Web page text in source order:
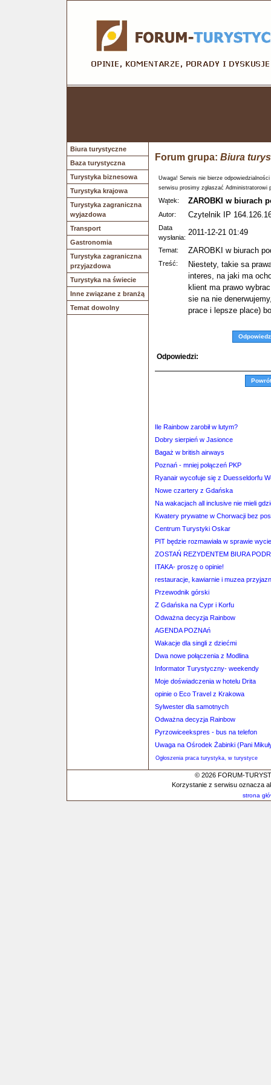
Biura turystyczne
Baza turystyczna
Turystyka biznesowa
Turystyka krajowa
Turystyka zagraniczna
wyjazdowa
Transport
Gastronomia
Turystyka zagraniczna
przyjazdowa
Turystyka na świecie
Inne związane z branżą
Temat dowolny
Forum grupa: Biura
Uwaga! Serwis nie bierze
serwisu prosimy zgłaszać Administratorowi
Wątek: ZAROBKI w biurach
Autor: Czytelnik IP
Data
wysłania:
2011-12-21 01:49
Temat: ZAROBKI w biurach
Treść:
Niestety, takie sa
interes, na jaki ma
klient ma prawo
sie na nie
prace i lepsze place)
Odpowiedz
Odpowiedzi:
Ile Rainbow zarobił w lutym?
Dobry sierpień w Jasionce
Bagaż w british airways
Poznań - mniej połączeń PKP
Ryanair wycofuje się z Duesseldorfu
Nowe czartery z Gdańska
Na wakacjach all inclusive nie mieli
Kwatery prywatne w Chorwacji bez
Centrum Turystyki Oskar
PIT będzie rozmawiała w sprawie
ZOSTAŃ REZYDENTEM BIURA
ITAKA- proszę o opinie!
restauracje, kawiarnie i muzea
Przewodnik górski
Z Gdańska na Cypr i Korfu
Odważna decyzja Rainbow
AGENDA POZNAń
Wakacje dla singli z dziećmi
Dwa nowe połączenia z Modlina
Informator Turystyczny- weekendy
Moje doświadczenia w hotelu Drita
opinie o Eco Travel z Krakowa
Sylwester dla samotnych
Odważna decyzja Rainbow
Pyrzowiceekspres - bus na telefon
Uwaga na Ośrodek Żabinki (Pani
Ogłoszenia praca turystyka, w turystyce
© 2026 FORUM-
Korzystanie z serwisu oznacza
strona